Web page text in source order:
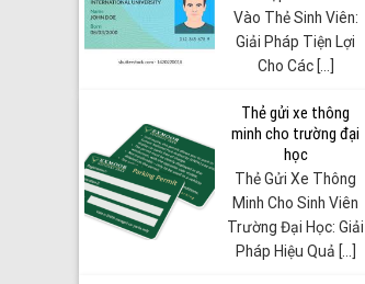
Vào Thẻ Sinh Viên:
Giải Pháp Tiện Lợi
Cho Các [...]
Thẻ gửi xe thông
minh cho trường đại
học
Thẻ Gửi Xe Thông
Minh Cho Sinh Viên
Trường Đại Học: Giải
Pháp Hiệu Quả [...]